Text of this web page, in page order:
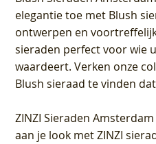
elegantie toe met Blush
ontwerpen en
sieraden perfect voor wie
waardeert. Verken onze
Blush sieraad te vinden
ZINZI Sieraden
aan je look met ZINZI